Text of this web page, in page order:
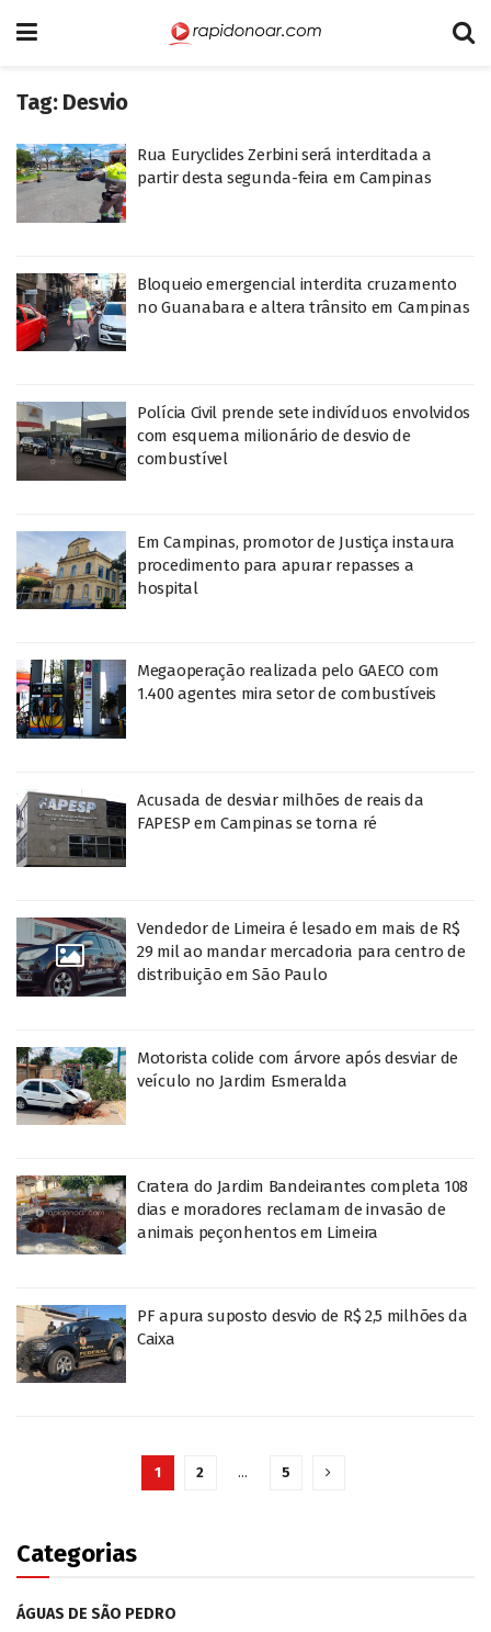
Tag: Desvio
Rua Euryclides Zerbini será interditada a
partir desta segunda-feira em Campinas
Bloqueio emergencial interdita cruzamento
no Guanabara e altera trânsito em Campinas
Polícia Civil prende sete indivíduos envolvidos
com esquema milionário de desvio de
combustível
Em Campinas, promotor de Justiça instaura
procedimento para apurar repasses a
hospital
Megaoperação realizada pelo GAECO com
1.400 agentes mira setor de combustíveis
Acusada de desviar milhões de reais da
FAPESP em Campinas se torna ré
Vendedor de Limeira é lesado em mais de R$
29 mil ao mandar mercadoria para centro de
distribuição em São Paulo
Motorista colide com árvore após desviar de
veículo no Jardim Esmeralda
Cratera do Jardim Bandeirantes completa 108
dias e moradores reclamam de invasão de
animais peçonhentos em Limeira
PF apura suposto desvio de R$ 2,5 milhões da
Caixa
1 2 … 5
Categorias
ÁGUAS DE SÃO PEDRO